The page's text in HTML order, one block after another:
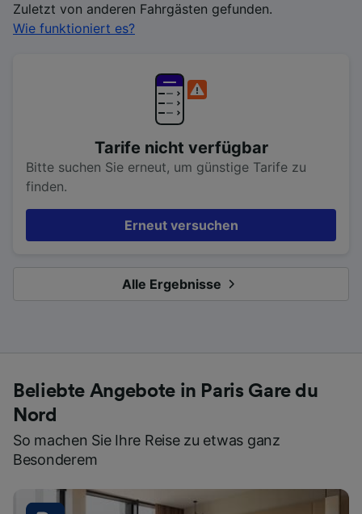
Zuletzt von anderen Fahrgästen gefunden.
Wie funktioniert es?
Tarife nicht verfügbar
Bitte suchen Sie erneut, um günstige Tarife zu
finden.
Erneut versuchen
Alle Ergebnisse
Beliebte Angebote in Paris Gare du
Nord
So machen Sie Ihre Reise zu etwas ganz
Besonderem